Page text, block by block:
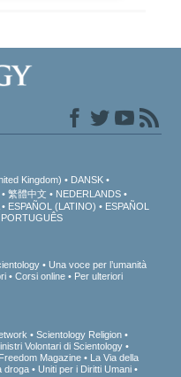
Kingdom)
DANSK
繁體中文
NEDERLANDS
ESPAÑOL (LATINO)
ESPAÑOL
PORTUGUÊS
Una voce per l’umanità
Corsi online
Per ulteriori
Scientology Religion
Volontari di Scientology
Freedom Magazine
La Via della
droga
Uniti per i Diritti Umani